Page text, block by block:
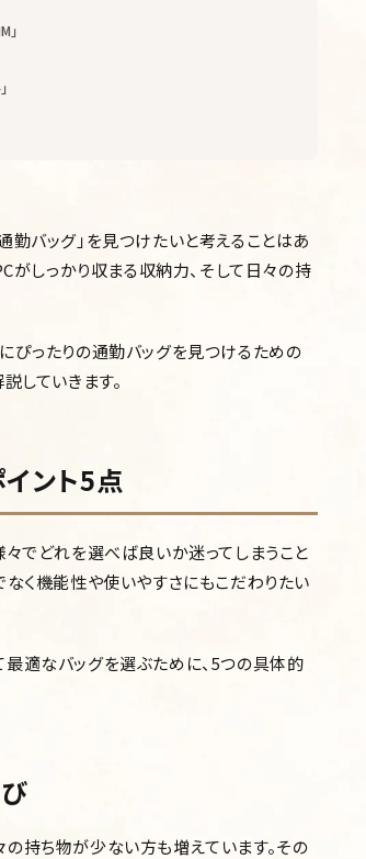
」
勤バッグ」を見つけたいと考えることはあ
がしっかり収まる収納力、そして日々の持
ぴったりの通勤バッグを見つけるための
していきます。
ント5点
々でどれを選べば良いか迷ってしまうこと
なく機能性や使いやすさにもこだわりたい
適なバッグを選ぶために、5つの具体的
持ち物が少ない方も増えています。その